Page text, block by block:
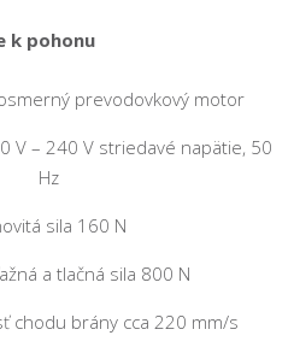
k pohonu
prevodovkový motor
V – 240 V striedavé napätie, 50
Hz
sila 160 N
a tlačná sila 800 N
chodu brány cca 220 mm/s